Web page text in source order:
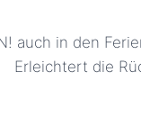
auch in den
Erleichtert die